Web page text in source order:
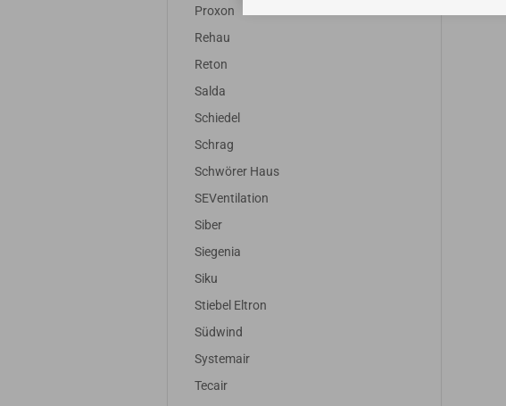
Proxon
Rehau
Reton
Salda
Schiedel
Schrag
Schwörer Haus
SEVentilation
Siber
Siegenia
Siku
Stiebel Eltron
Südwind
Systemair
Tecair